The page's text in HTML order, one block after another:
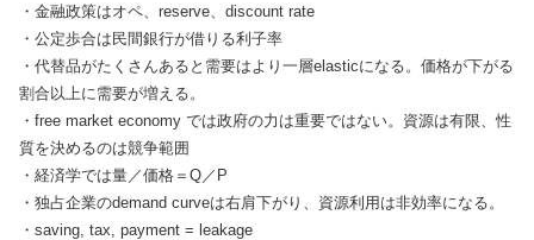
・金融政策はオペ、reserve、discount rate
・公定歩合は民間銀行が借りる利子率
・代替品がたくさんあると需要はより一層elasticになる。価格が下がる
割合以上に需要が増える。
・free market economy では政府の力は重要ではない。資源は有限、性
質を決めるのは競争範囲
・経済学では量／価格＝Q／P
・独占企業のdemand curveは右肩下がり、資源利用は非効率になる。
・saving, tax, payment = leakage